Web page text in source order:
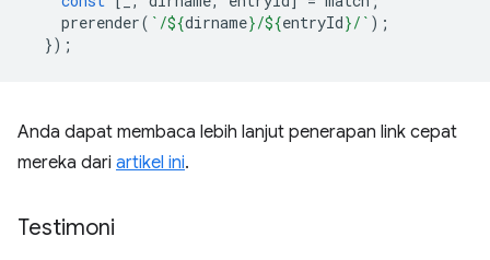
prerender( `/${dirname}/${entryId}/` );
});
Anda dapat membaca lebih lanjut penerapan link cepat
mereka dari artikel ini.
Testimoni